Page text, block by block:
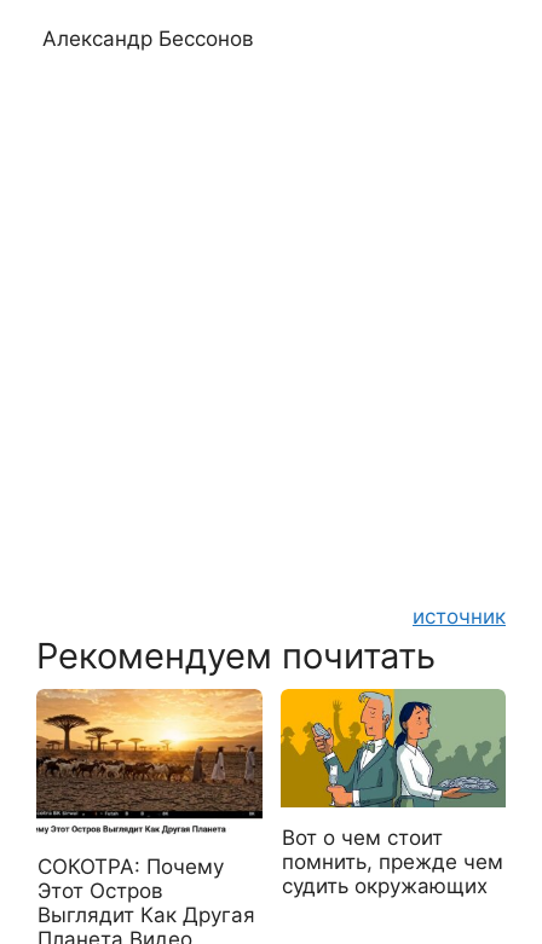
Александр Бессонов
источник
Рекомендуем почитать
СОКОТРА: Почему
Этот Остров
Выглядит Как Другая
Планета Видео
Вот о чем стоит
помнить, прежде чем
судить окружающих